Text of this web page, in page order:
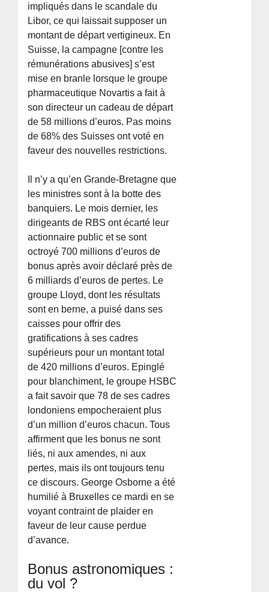
impliqués dans le scandale du
Libor, ce qui laissait supposer un
montant de départ vertigineux. En
Suisse, la campagne [contre les
rémunérations abusives] s’est
mise en branle lorsque le groupe
pharmaceutique Novartis a fait à
son directeur un cadeau de départ
de 58 millions d’euros. Pas moins
de 68% des Suisses ont voté en
faveur des nouvelles restrictions.
Il n’y a qu’en Grande-Bretagne que
les ministres sont à la botte des
banquiers. Le mois dernier, les
dirigeants de RBS ont écarté leur
actionnaire public et se sont
octroyé 700 millions d’euros de
bonus après avoir déclaré près de
6 milliards d’euros de pertes. Le
groupe Lloyd, dont les résultats
sont en berne, a puisé dans ses
caisses pour offrir des
gratifications à ses cadres
supérieurs pour un montant total
de 420 millions d’euros. Epinglé
pour blanchiment, le groupe HSBC
a fait savoir que 78 de ses cadres
londoniens empocheraient plus
d’un million d’euros chacun. Tous
affirment que les bonus ne sont
liés, ni aux amendes, ni aux
pertes, mais ils ont toujours tenu
ce discours. George Osborne a été
humilié à Bruxelles ce mardi en se
voyant contraint de plaider en
faveur de leur cause perdue
d’avance.
Bonus astronomiques :
du vol ?